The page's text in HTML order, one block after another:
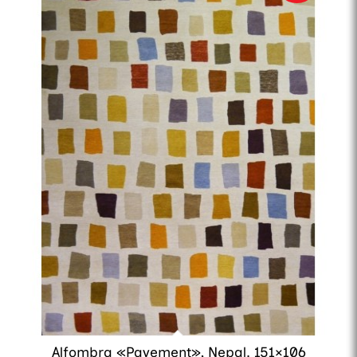
Alfombra «Pavement», Nepal. 151×106